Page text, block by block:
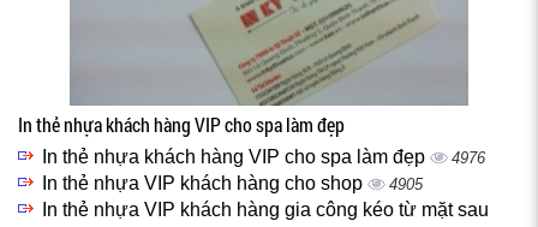
In thẻ nhựa khách hàng VIP cho spa làm đẹp
In thẻ nhựa khách hàng VIP cho spa làm đẹp 4976
In thẻ nhựa VIP khách hàng cho shop 4905
In thẻ nhựa VIP khách hàng gia công kéo từ mặt sau